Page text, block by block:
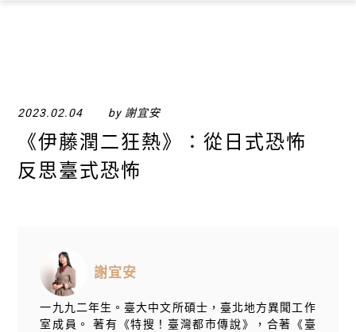
2023.02.04 by 謝宜安
《伊藤潤二狂熱》：從日式恐怖
反思臺式恐怖
謝宜安
一九九二年生。臺大中文所碩士，臺北地方異聞工作
室成員。 著有《特搜！臺灣都市傳說》，合著《臺